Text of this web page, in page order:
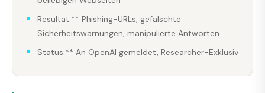
Resultat:** Phishing-URLs, gefälschte
Sicherheitswarnungen, manipulierte Antworten
Status:** An OpenAI gemeldet, Researcher-Exklusiv